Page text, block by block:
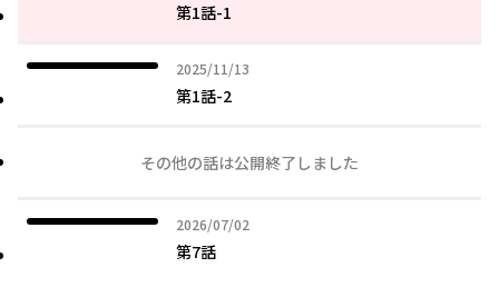
第1話-1
2025/11/13
2025年11月13日
第1話-2
その他の話は公開終了しました
2026/07/02
2026年07月02日
第7話